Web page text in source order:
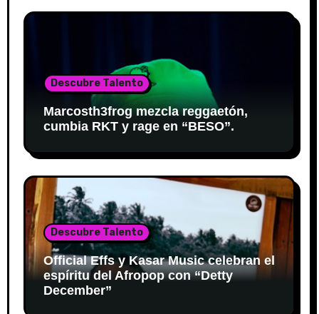
Descubre Talento
Marcosth3frog mezcla reggaetón,
cumbia RKT y rage en “BESO”.
Descubre Talento
Official Effs y Kasar Music celebran el
espíritu del Afropop con “Detty
December”